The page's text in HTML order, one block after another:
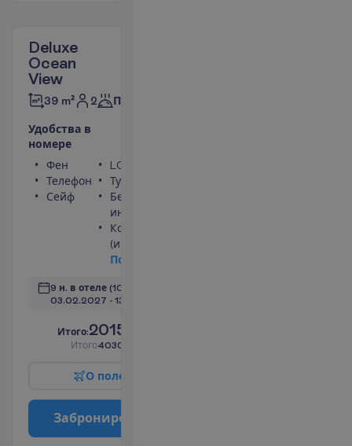
Deluxe
Ocean
View
39 m² 2 Полупансион
Удобства в
номере
Фен
Телефон
Сейф
LCD телевизор
Туалет
Беспроводной
интернет
Кондиционер
(индивидуальный)
По
9 н. в отеле (10 н. всего)
03.02.2027 - 13.02.2027
Итого:2015.00
Итого4030.00
О поле
Заброниро